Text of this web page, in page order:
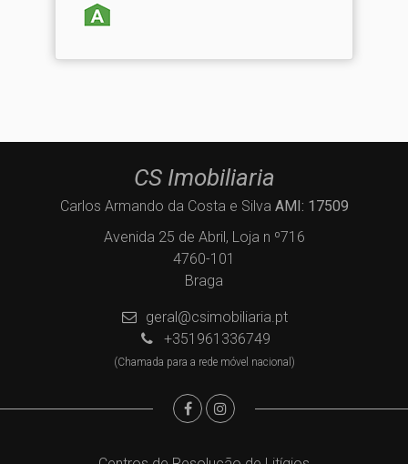
CS Imobiliaria
Carlos Armando da Costa e Silva AMI: 17509
Avenida 25 de Abril, Loja n º716
4760-101
Braga
geral@csimobiliaria.pt
+351961336749
(Chamada para a rede móvel nacional)